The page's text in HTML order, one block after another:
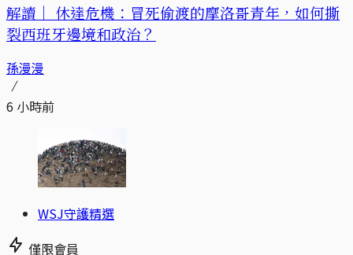
解讀｜ 休達危機：冒死偷渡的摩洛哥青年，如何撕
裂西班牙邊境和政治？
孫漫漫
6 小時前
WSJ守護精選
僅限會員